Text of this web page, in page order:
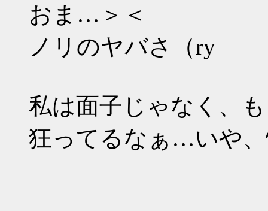
おま…＞＜
ノリのヤバさ（ry
私は面子じゃなく、
狂ってるなぁ…いや